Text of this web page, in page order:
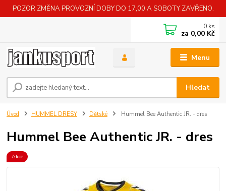
POZOR ZMĚNA PROVOZNÍ DOBY DO 17,00 A SOBOTY ZAVŘENO.
Menu
Hledat
0 ks
za 0,00 Kč
Úvod HUMMEL DRESY Dětské Hummel Bee Authentic JR. - dres
Hummel Bee Authentic JR. - dres
Akce